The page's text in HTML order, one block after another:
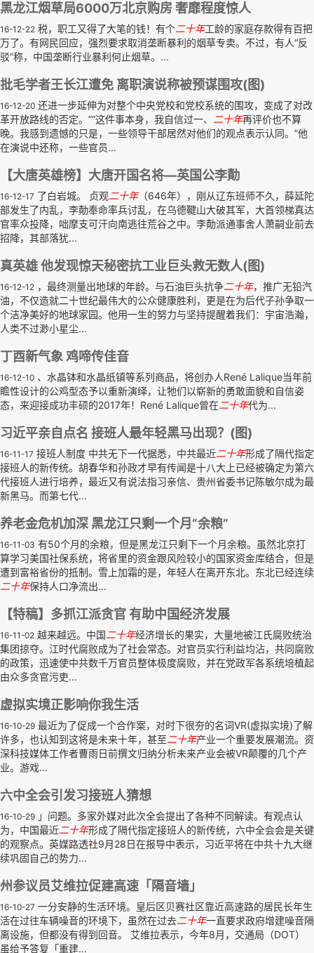
黑龙江烟草局6000万北京购房 奢靡程度惊人
16-12-22 税，职工又得了大笔的钱！有个二十年工龄的家庭存款得有百把
万了。有网民回应，强烈要求取消垄断暴利的烟草专卖。不过，有人“反
驳”称，中国垄断行业暴利何止烟草。...
批毛学者王长江遭免 离职演说称被预谋围攻(图)
16-12-20 还进一步延伸为对整个中央党校和党校系统的围攻，变成了对改
革开放路线的否定。”“这件事本身，我自信过一、 二十年再评价也不算
晚。我感到遗憾的只是，一些领导干部居然对他们的观点表示认同。”他
在演说中还称，一些官员...
【大唐英雄榜】大唐开国名将—英国公李勣
16-12-17 了白岩城。 贞观二十年（646年），刚从辽东班师不久，薛延陀
部发生了内乱，李勣奉命率兵讨乱，在乌德鞬山大破其军，大首领梯真达
官率众投降，咄摩支可汗向南逃往荒谷之中。李勣派通事舍人萧嗣业前去
招降，其部落犹...
真英雄 他发现惊天秘密抗工业巨头救无数人(图)
16-12-12 ，最终测量出地球的年龄。与石油巨头抗争二十年，推广无铅汽
油，不仅造就二十世纪最伟大的公众健康胜利，更是在为后代子孙争取一
个洁净美好的地球家园。他用一生的努力与坚持提醒着我们：宇宙浩瀚，
人类不过渺小星尘...
丁酉新气象 鸡啼传佳音
16-12-10 、水晶钵和水晶纸镇等系列商品，将创办人René Lalique当年前
瞻性设计的公鸡型态予以重新演绎，让牠们以崭新的勇敢面貌和自信姿
态，来迎接成功丰硕的2017年！René Lalique曾在二十年代为...
习近平亲自点名 接班人最年轻黑马出现？(图)
16-11-17 接班人制度 中共无下一代据悉，中共最近二十年形成了隔代指定
接班人的新传统。胡春华和孙政才早有传闻是十八大上已经被确定为第六
代接班人进行培养，最近又有说法指习亲信、贵州省委书记陈敏尔成为最
新黑马。而第七代...
养老金危机加深 黑龙江只剩一个月“余粮”
16-11-03 有50个月的余粮，但是黑龙江只剩下一个月余粮。虽然北京打
算学习美国社保系统，将省里的资金跟风险较小的国家资金库结合，但是
遭到富裕省份的抵制。雪上加霜的是，年轻人在离开东北。东北已经连续
二十年保持人口净流出...
【特稿】多抓江派贪官 有助中国经济发展
16-11-02 越来越远。中国二十年经济增长的果实，大量地被江氏腐败统治
集团掠夺。江时代腐败成为了社会常态。对官员实行利益均沾，共同腐败
的政策，迅速使中共数千万官员整体极度腐败，并在党政军各系统培植起
由众多贪官污吏...
虚拟实境正影响你我生活
16-10-29 最近为了促成一个合作案，对时下很夯的名词VR(虚拟实境)了解
许多，也认知到这将是未来十年，甚至二十年产业一个重要发展潮流。资
深科技媒体工作者曹雨日前撰文归纳分析未来产业会被VR颠覆的几个产
业。游戏...
六中全会引发习接班人猜想
16-10-29 」问题。多家外媒对此次全会提出了各种不同解读。有观点认
为，中国最近二十年形成了隔代指定接班人的新传统，六中全会会是关键
的观察点。英媒路透社9月28日在报导中表示，习近平将在中共十九大继
续巩固自己的势力...
州参议员艾维拉促建高速「隔音墙」
16-10-27 一分安静的生活环境。皇后区贝赛社区靠近高速路的居民长年生
活在过往车辆噪音的环境下，虽然在过去二十年一直要求政府增建噪音隔
离设施，但都没有得到回音。 艾维拉表示，今年8月，交通局（DOT）
虽给予答复「重建...